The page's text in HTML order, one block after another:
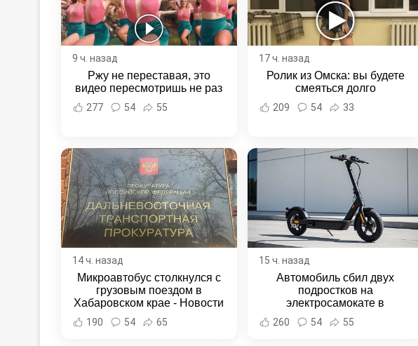
9 ч. назад
Ржу не переставая, это
видео пересмотришь не раз
277 54 55
17 ч. назад
Ролик из Омска: вы будете
смеяться долго
209 54 33
14 ч. назад
Микроавтобус столкнулся с
грузовым поездом в
Хабаровском крае - Новости
Хабаровска и Хабаровского
края
190 54 65
15 ч. назад
Автомобиль сбил двух
подростков на
электросамокате в
Комсомольске-на-Амуре -
Новости Хабаровска и
260 54 55